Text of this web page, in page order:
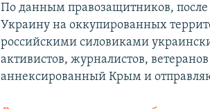
По данным правозащитников,
Украину на оккупированных
российскими силовиками
активистов, журналистов,
аннексированный Крым и